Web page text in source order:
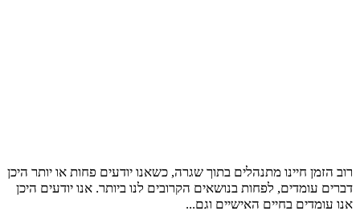
רוב הזמן חיינו מתנהלים בתוך שגרה, כשאנו יודעים פחות או יותר היכן
דברים עומדים, לפחות בנושאים הקרובים לנו ביותר. אנו יודעים היכן
אנו עומדים בחיים האישיים וגם...